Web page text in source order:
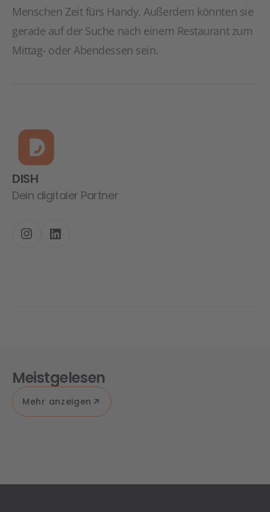
Menschen Zeit fürs Handy. Außerdem könnten sie
gerade auf der Suche nach einem Restaurant zum
Mittag- oder Abendessen sein.
DISH
Dein digitaler Partner
Meistgelesen
Mehr anzeigen